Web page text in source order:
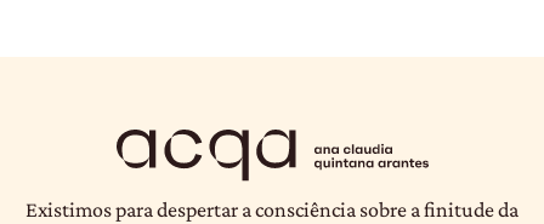
Existimos para despertar a consciência sobre a finitude da